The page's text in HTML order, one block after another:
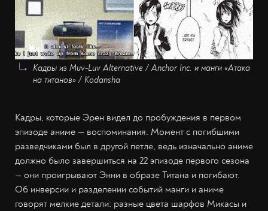
Кадры из Muv-Luv Alternative / Anchor Inc. и манги «Атака
на титанов» / Kodansha
Кадры, которые Эрен видел до пробуждения в первом
эпизоде аниме — воспоминания. Момент с погибшими
разведчиками был в другой петле, ведь изначально аниме
должно было завершиться на 22 эпизоде первого сезона
— они проигрывают Энни в образе Титана и погибают.
Об инверсии и разделении событий манги и аниме
говорят мелкие детали: разные цвета шарфов Микасы и